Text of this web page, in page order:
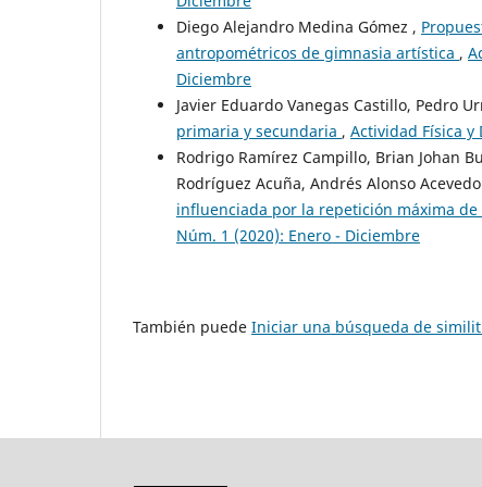
Diego Alejandro Medina Gómez ,
antropométricos de gimnasia artística ,
Diciembre
Javier Eduardo Vanegas Castillo, Pedro
primaria y secundaria , Actividad Física y
Rodrigo Ramírez Campillo, Brian Johan
Rodríguez Acuña, Andrés Alonso
influenciada por la repetición máxima de
Núm. 1 (2020): Enero - Diciembre
También puede Iniciar una búsqueda de